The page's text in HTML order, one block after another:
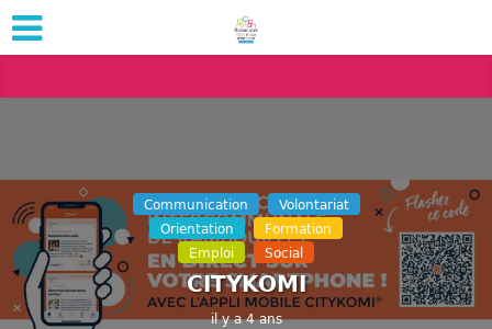
Communication
Volontariat
Orientation
Formation
Emploi
Social
CITYKOMI
il y a 4 ans